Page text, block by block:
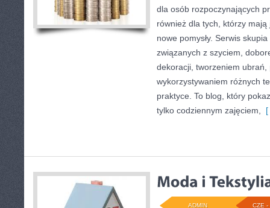
dla osób rozpoczynających
również dla tych, którzy
nowe pomysły. Serwis
związanych z szyciem,
dekoracji, tworzeniem
wykorzystywaniem różnych
praktyce. To blog, który
tylko codziennym zajęciem,
[
CZE -
ADMIN